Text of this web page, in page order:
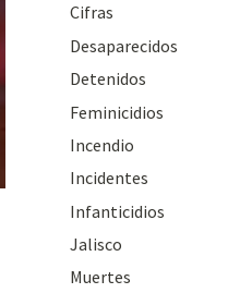
Cifras
Desaparecidos
Detenidos
Feminicidios
Incendio
Incidentes
Infanticidios
Jalisco
Muertes